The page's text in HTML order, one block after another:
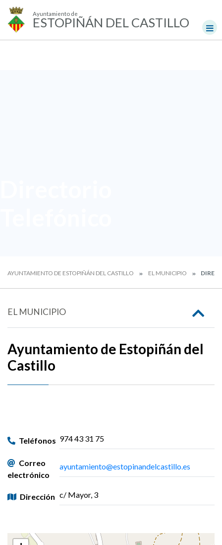
Ayuntamiento de
ESTOPIÑÁN DEL CASTILLO
AYUNTAMIENTO DE ESTOPIÑÁN DEL CASTILLO EL MUNICIPIO
EL MUNICIPIO
Ayuntamiento de Estopiñán del
Castillo
Teléfonos 974 43 31 75
Correo
electrónico
ayuntamiento@estopinandelcastillo.es
Dirección c/ Mayor, 3